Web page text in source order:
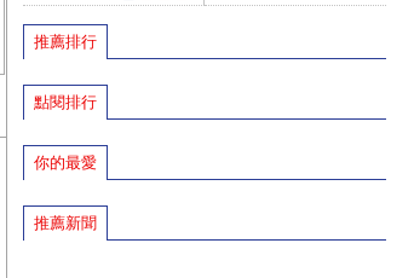
推薦排行
點閱排行
你的最愛
推薦新聞